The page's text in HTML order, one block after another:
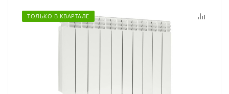
ТОЛЬКО В КВАРТАЛЕ